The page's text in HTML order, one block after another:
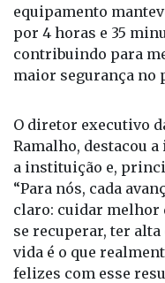
equipamento
por 4 horas e 35
contribuindo para
maior segurança no
O diretor executivo
Ramalho, destacou
a instituição e,
“Para nós, cada
claro: cuidar melhor
se recuperar, ter
vida é o que
felizes com esse